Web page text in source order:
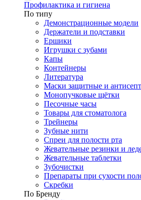
Профилактика и гигиена
По типу
Демонстрационные модели
Держатели и подставки
Ершики
Игрушки с зубами
Капы
Контейнеры
Литература
Маски защитные и
Монопучковые щётки
Песочные часы
Товары для стоматолога
Трейнеры
Зубные нити
Спреи для полости рта
Жевательные резинки и
Жевательные таблетки
Зубочистки
Препараты при сухости
Скребки
По Бренду